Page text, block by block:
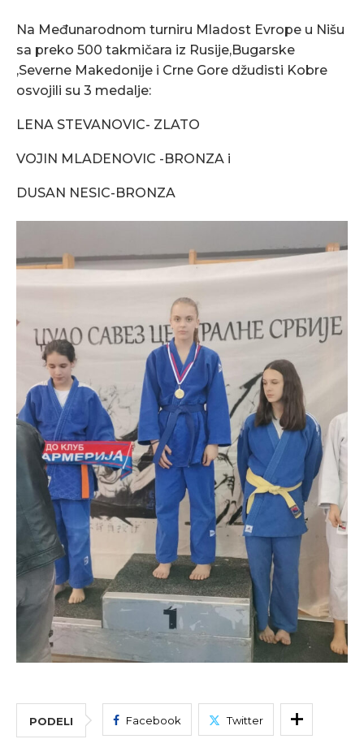
Na Međunarodnom turniru Mladost Evrope u Nišu
sa preko 500 takmičara iz Rusije,Bugarske
,Severne Makedonije i Crne Gore džudisti Kobre
osvojili su 3 medalje:
LENA STEVANOVIC- ZLATO
VOJIN MLADENOVIC -BRONZA i
DUSAN NESIC-BRONZA
PODELI Facebook Twitter